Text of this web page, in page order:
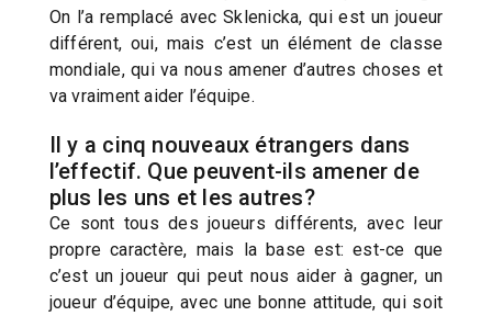
On l’a remplacé avec Sklenicka, qui est un joueur
différent, oui, mais c’est un élément de classe
mondiale, qui va nous amener d’autres choses et
va vraiment aider l’équipe.
Il y a cinq nouveaux étrangers dans
l’effectif. Que peuvent-ils amener de
plus les uns et les autres?
Ce sont tous des joueurs différents, avec leur
propre caractère, mais la base est: est-ce que
c’est un joueur qui peut nous aider à gagner, un
joueur d’équipe, avec une bonne attitude, qui soit